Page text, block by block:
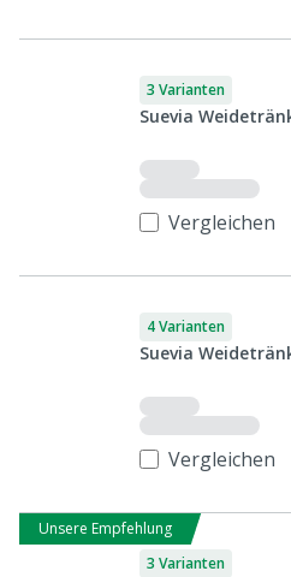
3 Varianten
Suevia
Vergleichen
4 Varianten
Suevia
Vergleichen
Unsere Empfehlung
3 Varianten